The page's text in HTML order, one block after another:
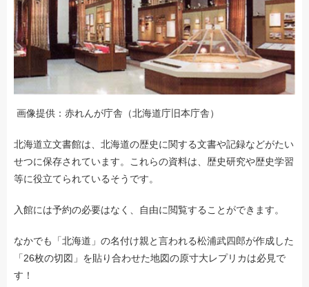
画像提供：赤れんが庁舎（北海道庁旧本庁舎）
北海道立文書館は、北海道の歴史に関する文書や記録などがたい
せつに保存されています。これらの資料は、歴史研究や歴史学習
等に役立てられているそうです。
入館には予約の必要はなく、自由に閲覧することができます。
なかでも「北海道」の名付け親と言われる松浦武四郎が作成した
「26枚の切図」を貼り合わせた地図の原寸大レプリカは必見で
す！